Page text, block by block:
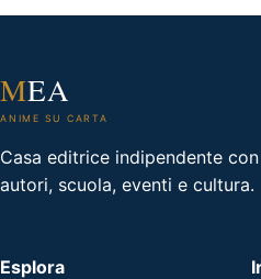
MEA
ANIME SU CARTA
Casa editrice indipendente
autori, scuola, eventi e cultura.
Esplora